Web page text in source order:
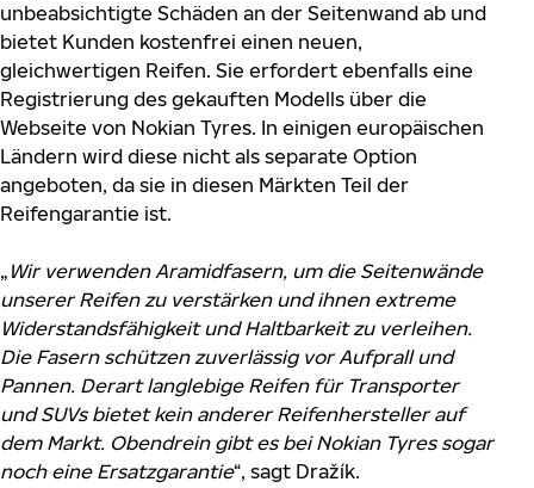
unbeabsichtigte Schäden an der Seitenwand ab und
bietet Kunden kostenfrei einen neuen,
gleichwertigen Reifen. Sie erfordert ebenfalls eine
Registrierung des gekauften Modells über die
Webseite von Nokian Tyres. In einigen europäischen
Ländern wird diese nicht als separate Option
angeboten, da sie in diesen Märkten Teil der
Reifengarantie ist.
„ Wir verwenden Aramidfasern, um die Seitenwände
unserer Reifen zu verstärken und ihnen extreme
Widerstandsfähigkeit und Haltbarkeit zu verleihen.
Die Fasern schützen zuverlässig vor Aufprall und
Pannen. Derart langlebige Reifen für Transporter
und SUVs bietet kein anderer Reifenhersteller auf
dem Markt. Obendrein gibt es bei Nokian Tyres sogar
noch eine Ersatzgarantie“, sagt Dražík.